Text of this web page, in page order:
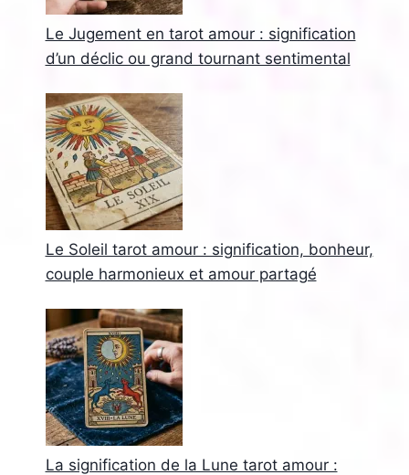
Le Jugement en tarot amour : signification
d’un déclic ou grand tournant sentimental
Le Soleil tarot amour : signification, bonheur,
couple harmonieux et amour partagé
La signification de la Lune tarot amour :